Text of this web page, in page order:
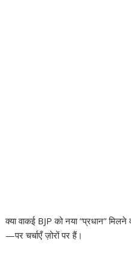
क्या वाकई BJP को नया “प्रधान” मिलने
—पर चर्चाएँ ज़ोरों पर हैं।